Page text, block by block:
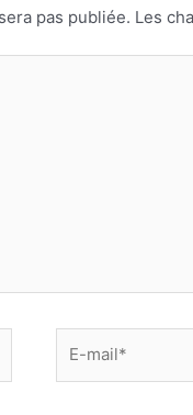
pas publiée. Les
mail*